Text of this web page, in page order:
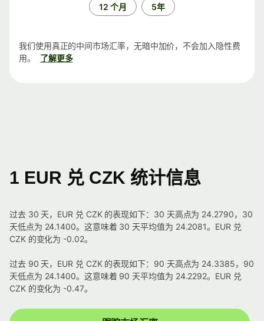
12 个月 5年
我们使用真正的中间市场汇率，无暗中加价，不会加入隐性费
用。
了解更多
1 EUR 兑 CZK 统计信息
过去 30 天，EUR 兑 CZK 的表现如下：30 天高点为 24.2790，30
天低点为 24.1400。这意味着 30 天平均值为 24.2081。EUR 兑
CZK 的变化为 -0.02。
过去 90 天，EUR 兑 CZK 的表现如下：90 天高点为 24.3385，90
天低点为 24.1400。这意味着 90 天平均值为 24.2292。EUR 兑
CZK 的变化为 -0.47。